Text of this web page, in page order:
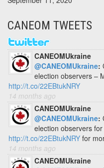
CANEOM TWEETS
CANEOMUkraine
@CANEOMUkraine:
election observers –
http://t.co/22EBtukNRY
14 months ago
CANEOMUkraine
@CANEOMUkraine:
election observers
http://t.co/22EBtukNRY for
14 months ago
CANEOMUkraine